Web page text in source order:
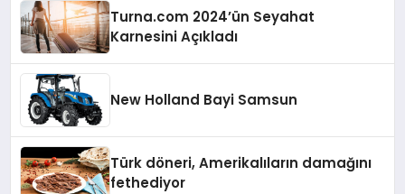
Turna.com 2024’ün Seyahat
Karnesini Açıkladı
New Holland Bayi Samsun
Türk döneri, Amerikalıların damağını
fethediyor